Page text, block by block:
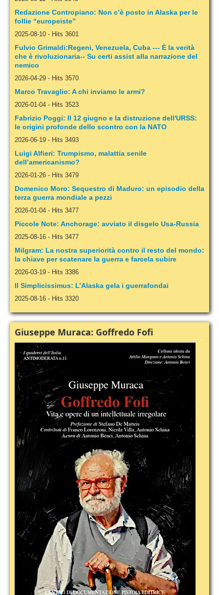
Redazione Contropiano: Non c’è posto in Alaska per le
follie “europeiste”
2025-08-10 - Hits 3601
Fulvio Grimaldi:Regeni, Venezuela, Cuba --- È la verità
che è rivoluzionaria-- Su certi assist alla narrazione del
nemico
2026-04-29 - Hits 3570
Marco Travaglio: A chi inviamo le armi?
2026-01-04 - Hits 3523
Fabrizio Poggi: Il 12 giugno e la distruzione dell'URSS:
le origini profonde dello scontro con la NATO
2026-06-19 - Hits 3493
Luigi Alfieri: Trumpismo, malattia senile
dell’americanismo?
2026-01-26 - Hits 3479
Domenico Moro: Sequestro di Maduro: un episodio della
terza guerra mondiale a pezzi
2026-01-04 - Hits 3477
Piccole Note: Anchorage: avviato il disgelo Usa-Russia
2025-08-16 - Hits 3477
Milgram: La nostra superiorità contro il resto del mondo:
la chiave per scatenare la guerra e farcela subire
2026-03-19 - Hits 3386
Il Simplicissimus: L’Alaska gela i guerrafondai
2025-08-16 - Hits 3320
Giuseppe Muraca: Goffredo Fofi